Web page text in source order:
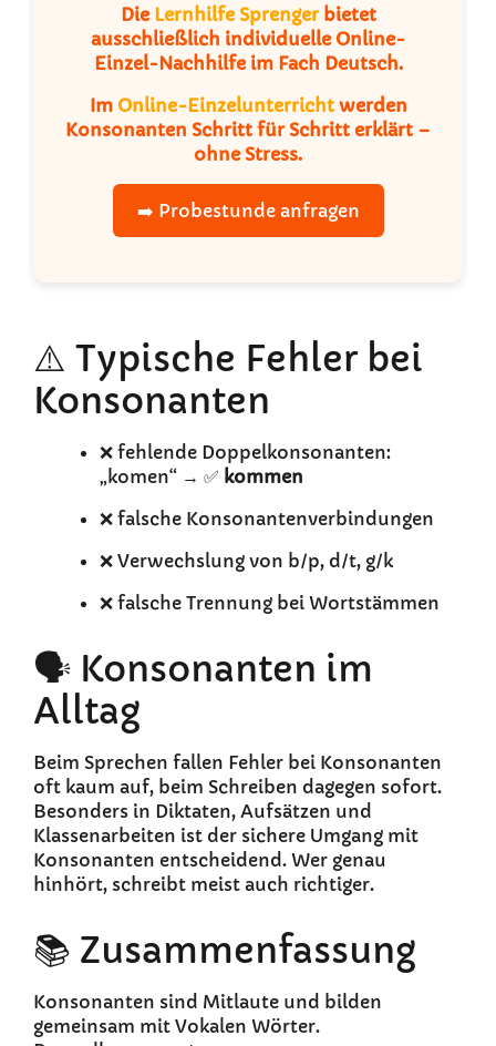
Die Lernhilfe Sprengerbietet
ausschließlich individuelle Online-
Einzel-Nachhilfeim Fach Deutsch.
Im Online-Einzelunterrichtwerden
Konsonanten Schritt für Schritt erklärt –
ohne Stress.
➡️ Probestunde anfragen
⚠️ Typische Fehler bei
Konsonanten
❌ fehlende Doppelkonsonanten:
„komen“ → ✅ kommen
❌ falsche Konsonantenverbindungen
❌ Verwechslung von b/p, d/t, g/k
❌ falsche Trennung bei Wortstämmen
🗣️ Konsonanten im
Alltag
Beim Sprechen fallen Fehler bei Konsonanten
oft kaum auf, beim Schreiben dagegen sofort.
Besonders in Diktaten, Aufsätzen und
Klassenarbeiten ist der sichere Umgang mit
Konsonanten entscheidend. Wer genau
hinhört, schreibt meist auch richtiger.
📚 Zusammenfassung
Konsonanten sind Mitlaute und bilden
gemeinsam mit Vokalen Wörter.